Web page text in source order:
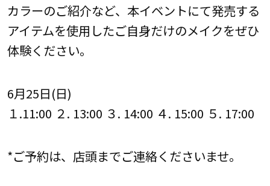
カラーのご紹介など、本イベントにて発売する
アイテムを使用したご自身だけのメイクをぜひ
体験ください。
6月25日(日)
１.11:00 ２. 13:00 ３. 14:00 ４. 15:00 ５. 17:00
*ご予約は、店頭までご連絡くださいませ。